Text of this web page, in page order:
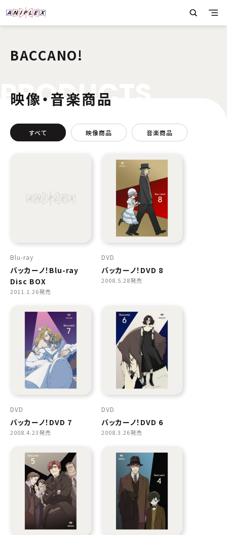
BACCANO!
PRODUC
映像・音楽商品
すべて 映像商品 音楽商品
Blu-ray
バッカーノ！Blu-ray
Disc BOX
2011.1.26発売
DVD
バッカーノ！DVD 8
2008.5.28発売
DVD
バッカーノ！DVD 7
2008.4.23発売
DVD
バッカーノ！DVD 6
2008.3.26発売